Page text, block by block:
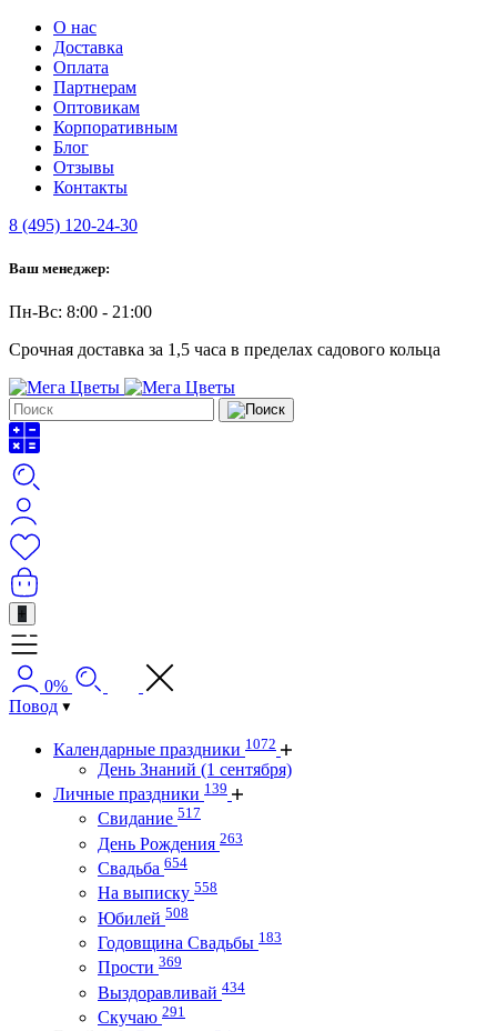
О нас
Доставка
Оплата
Партнерам
Оптовикам
Корпоративным
Блог
Отзывы
Контакты
8 (495) 120-24-30
Ваш менеджер:
Пн-Вс: 8:00 - 21:00
Срочная доставка за 1,5 часа в пределах садового кольца
+
0%
Повод
Календарные праздники 1072
День Знаний (1 сентября)
Личные праздники 139
Свидание 517
День Рождения 263
Свадьба 654
На выписку 558
Юбилей 508
Годовщина Свадьбы 183
Прости 369
Выздоравливай 434
Скучаю 291